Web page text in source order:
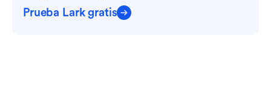
Prueba Lark gratis